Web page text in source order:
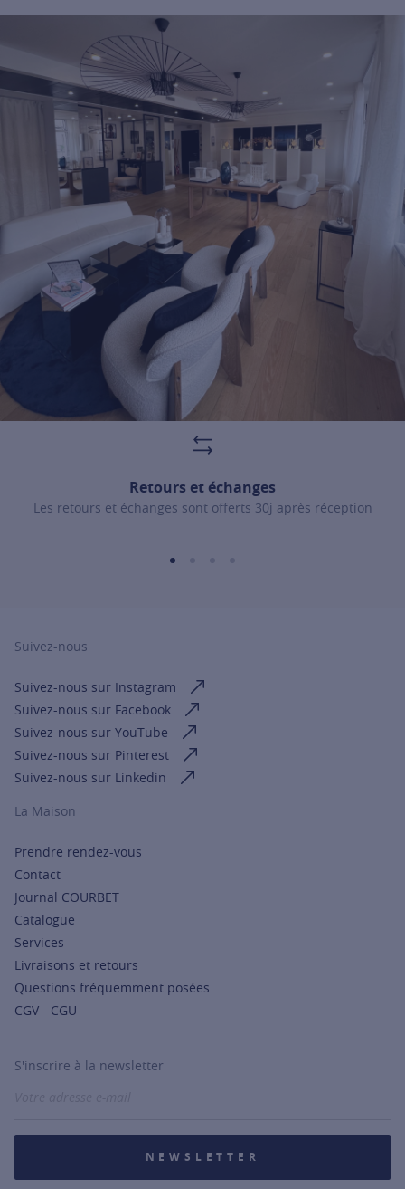
For more information about it,
Retours et échanges
Les retours et échanges sont offerts 30j après réception
Suivez-nous
Suivez-nous sur Instagram
Suivez-nous sur Facebook
Suivez-nous sur YouTube
Suivez-nous sur Pinterest
Suivez-nous sur Linkedin
La Maison
Prendre rendez-vous
Contact
Journal COURBET
Catalogue
Services
Livraisons et retours
Questions fréquemment posées
CGV - CGU
S'inscrire à la newsletter
NEWSLETTER